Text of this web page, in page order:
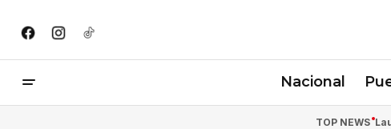
Nacional
TOP NEWS